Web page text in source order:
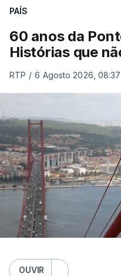
PAÍS
60 anos da
Histórias que
RTP / 6 Agosto 2026, 08:37
OUVIR